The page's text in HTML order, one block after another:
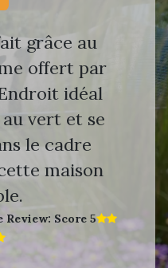
grâce au
offert par
idéal
vert et se
le cadre
maison
Score 5​